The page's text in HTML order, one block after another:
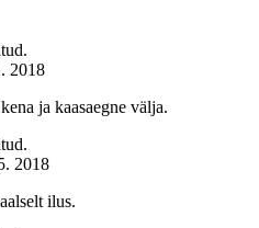
2018
ja kaasaegne välja.
2018
ilus.